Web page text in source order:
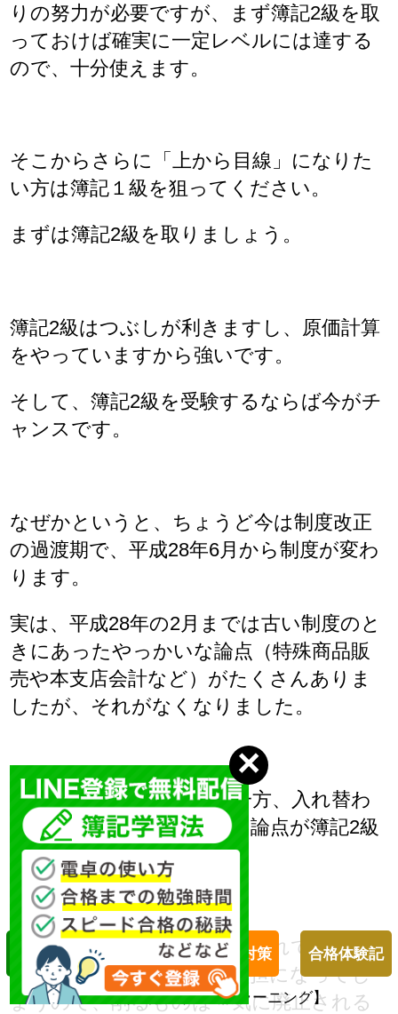
りの努力が必要ですが、まず簿記2級を取
っておけば確実に一定レベルには達する
ので、十分使えます。
そこからさらに「上から目線」になりた
い方は簿記１級を狙ってください。
まずは簿記2級を取りましょう。
簿記2級はつぶしが利きますし、原価計算
をやっていますから強いです。
そして、簿記2級を受験するならば今がチ
ャンスです。
なぜかというと、ちょうど今は制度改正
の過渡期で、平成28年6月から制度が変わ
ります。
実は、平成28年の2月までは古い制度のと
きにあったやっかいな論点（特殊商品販
売や本支店会計など）がたくさんありま
したが、それがなくなりました。
それらの論点がなくなる一方、入れ替わ
りで簿記１級で扱っていた論点が簿記2級
に入ってきます。
しかし、その論点を一気に入れてしまう
と受験生にとって大変な負担になってし
まうので、削るものは一気に廃止される
簿記１級対策 簿記２級対策 合格体験記
２４時間受付【柴山会計ラーニング】